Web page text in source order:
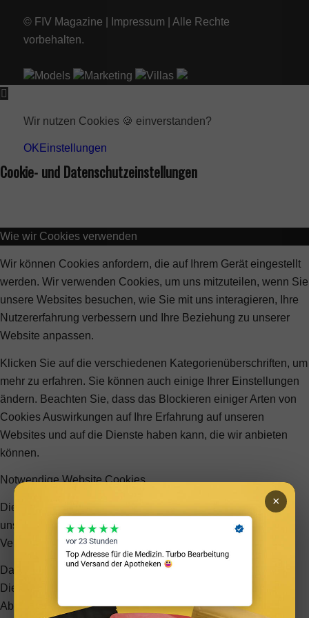
© FIV Magazine | Impressum | Alle Rechte
vorbehalten.
Models Marketing Villas
Wir nutzen Cookies 🍪 einverstanden?
OK Einstellungen
Cookie- und Datenschutzeinstellungen
Wie wir Cookies verwenden
Wir können Cookies anfordern, die auf Ihrem Gerät eingestellt
werden. Wir verwenden Cookies, um uns mitzuteilen, wenn Sie
unsere Websites besuchen, wie Sie mit uns interagieren, Ihre
Nutzererfahrung verbessern und Ihre Beziehung zu unserer
Website anpassen.
Klicken Sie auf die verschiedenen Kategorienüberschriften, um
mehr zu erfahren. Sie können auch einige Ihrer Einstellungen
ändern. Beachten Sie, dass das Blockieren einiger Arten von
Cookies Auswirkungen auf Ihre Erfahrung auf unseren
Websites und auf die Dienste haben kann, die wir anbieten
können.
Notwendige Website Cookies
Diese Cookies sind unbedingt erforderlich, um Ihnen die auf
unserer Webseite verfügbaren Dienste und Funktionen zur
Verfügung zu stellen.
Da diese Cookies für die auf unserer Webseite verfügbaren
Dienste und Funktionen unbedingt erforderlich sind, hat die
Ablehnung Auswirkungen auf die Funktionsweise unserer
×